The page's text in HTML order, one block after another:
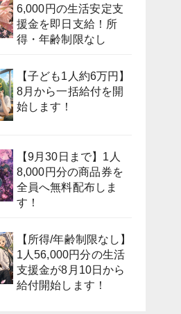
6,000円の生活安定支
援金を即日支給！所
得・年齢制限なし
【子ども1人約6万円】
8月から一括給付を開
始します！
【9月30日まで】1人
8,000円分の商品券を
全員へ無料配布しま
す！
【所得/年齢制限なし】
1人56,000円分の生活
支援金が8月10日から
給付開始します！